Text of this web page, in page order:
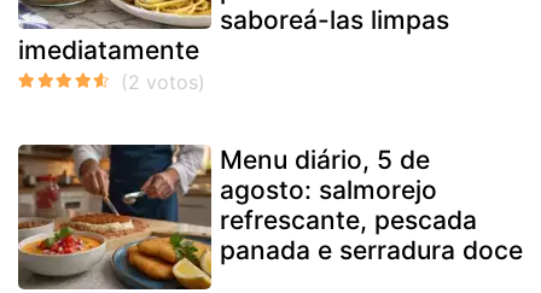
saboreá-las limpas
imediatamente
Menu diário, 5 de
agosto: salmorejo
refrescante, pescada
panada e serradura doce